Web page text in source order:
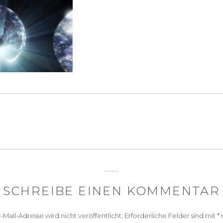
SCHREIBE EINEN KOMMENTAR
Mail-Adresse wird nicht veröffentlicht. Erforderliche Felder sind mit *